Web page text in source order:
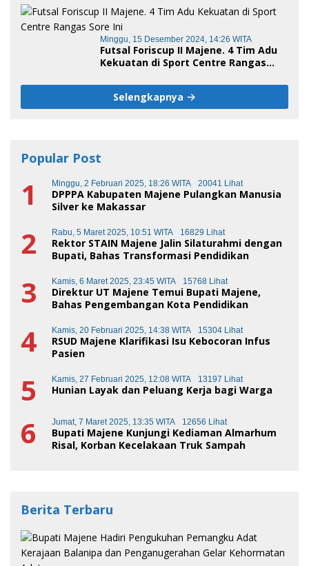
Minggu, 15 Desember 2024, 14:26 WITA
Futsal Foriscup II Majene. 4 Tim Adu
Kekuatan di Sport Centre Rangas
Selengkapnya
Popular Post
1 Minggu, 2 Februari 2025, 18:26 WITA 20041 Lihat
DPPPA Kabupaten Majene Pulangkan Manusia
Silver ke Makassar
2 Rabu, 5 Maret 2025, 10:51 WITA 16829 Lihat
Rektor STAIN Majene Jalin Silaturahmi dengan
Bupati, Bahas Transformasi Pendidikan
3 Kamis, 6 Maret 2025, 23:45 WITA 15768 Lihat
Direktur UT Majene Temui Bupati Majene,
Bahas Pengembangan Kota Pendidikan
4 Kamis, 20 Februari 2025, 14:38 WITA 15304 Lihat
RSUD Majene Klarifikasi Isu Kebocoran Infus
Pasien
5 Kamis, 27 Februari 2025, 12:08 WITA 13197 Lihat
Hunian Layak dan Peluang Kerja bagi Warga
6 Jumat, 7 Maret 2025, 13:35 WITA 12656 Lihat
Bupati Majene Kunjungi Kediaman Almarhum
Risal, Korban Kecelakaan Truk Sampah
Berita Terbaru